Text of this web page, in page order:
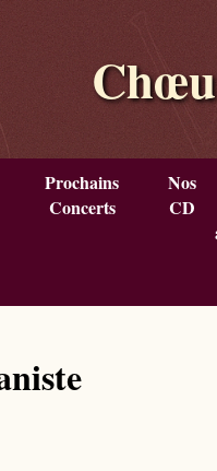
Prochains
Concerts
Nos
CD